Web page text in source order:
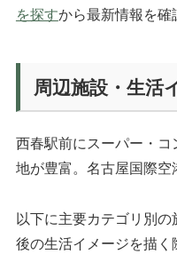
を探すから最新情報を確
周辺施設・生活
西春駅前にスーパー・
地が豊富。名古屋国際
以下に主要カテゴリ別
後の生活イメージを描く